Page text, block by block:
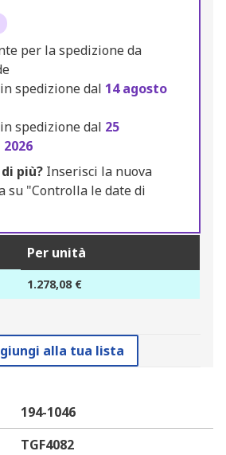
per la spedizione da
spedizione dal 14 agosto
spedizione dal 25
più? Inserisci la nuova
su "Controlla le date di
Per unità
1.278,08 €
alla tua lista
194-1046
TGF4082